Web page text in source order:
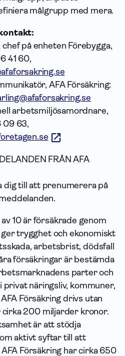
målgrupp med mera.
på enheten Förebygga,
41 60,
AFA Försäkring:
arbetsmiljösamordnare,
09 63,
FRÅN AFA
dig till att prenumerera på
av 10 är försäkrade genom
trygghet och ekonomiskt
arbetsbrist, dödsfall
försäkringar är bestämda
parter och
näringsliv, kommuner,
Försäkring drivs utan
200 miljarder kronor.
är att stödja
aktivt syftar till att
Försäkring har cirka 650